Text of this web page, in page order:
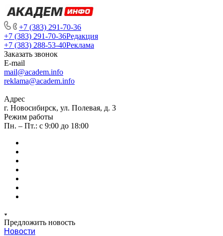
+7 (383) 291-70-36
+7 (383) 291-70-36Редакция
+7 (383) 288-53-40Реклама
Заказать звонок
E-mail
mail@academ.info
reklama@academ.info
Адрес
г. Новосибирск, ул. Полевая, д. 3
Режим работы
Пн. – Пт.: с 9:00 до 18:00
Предложить новость
Новости